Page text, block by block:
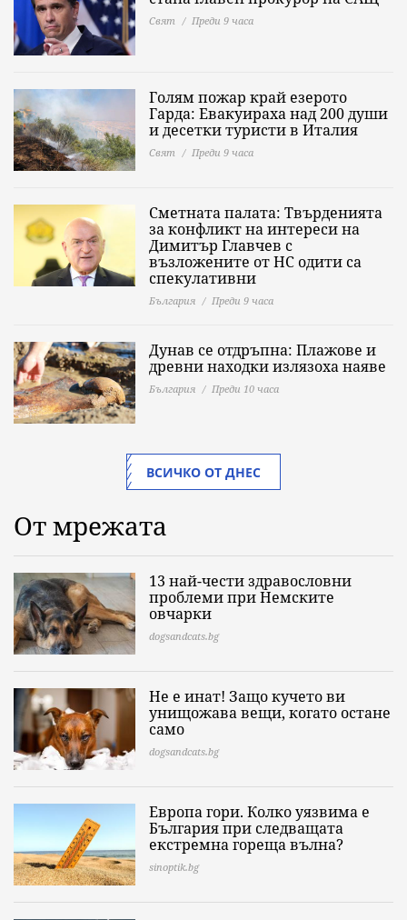
Свят Преди 9 часа
Голям пожар край езерото
Гарда: Евакуираха над 200 души
и десетки туристи в Италия
Свят Преди 9 часа
Сметната палата: Твърденията
за конфликт на интереси на
Димитър Главчев с
възложените от НС одити са
спекулативни
България Преди 9 часа
Дунав се отдръпна: Плажове и
древни находки излязоха наяве
България Преди 10 часа
ВСИЧКО ОТ ДНЕС
От мрежата
13 най-чести здравословни
проблеми при Немските
овчарки
dogsandcats.bg
Не е инат! Защо кучето ви
унищожава вещи, когато остане
само
dogsandcats.bg
Европа гори. Колко уязвима е
България при следващата
екстремна гореща вълна?
sinoptik.bg